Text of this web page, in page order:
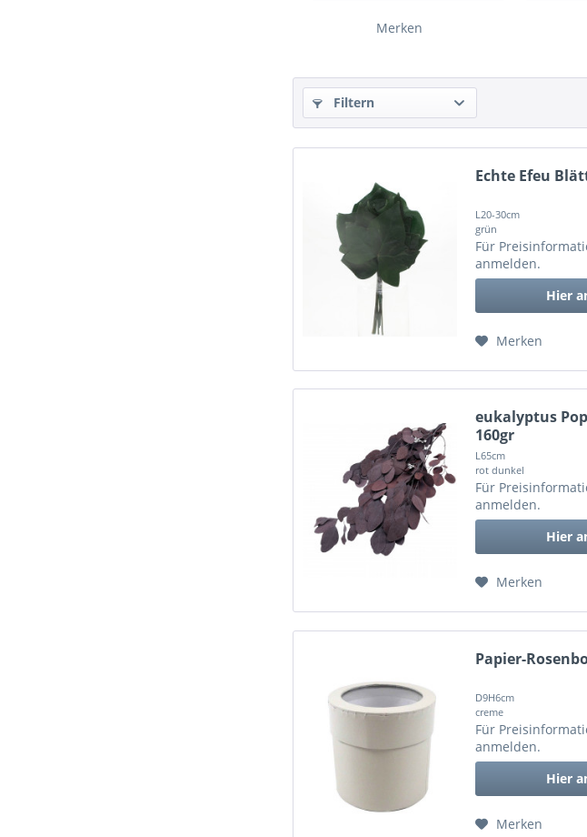
Merken
Filtern
Echte Efeu
L20-30cm
grün
Für
anmelden.
Hier
Merken
eukalyptus
160gr
L65cm
rot dunkel
Für
anmelden.
Hier
Merken
Papier-
D9H6cm
creme
Für
anmelden.
Hier
Merken